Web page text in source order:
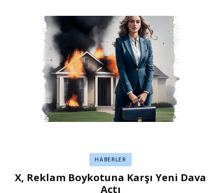
HABERLER
X, Reklam Boykotuna Karşı Yeni Dava
Açtı